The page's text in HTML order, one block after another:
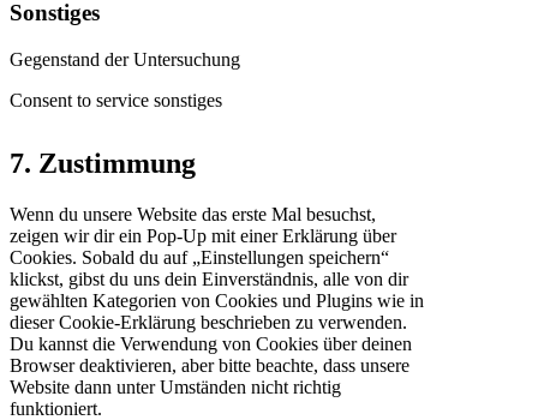
Sonstiges
Gegenstand der Untersuchung
Consent to service sonstiges
7. Zustimmung
Wenn du unsere Website das erste Mal besuchst,
zeigen wir dir ein Pop-Up mit einer Erklärung über
Cookies. Sobald du auf „Einstellungen speichern“
klickst, gibst du uns dein Einverständnis, alle von dir
gewählten Kategorien von Cookies und Plugins wie in
dieser Cookie-Erklärung beschrieben zu verwenden.
Du kannst die Verwendung von Cookies über deinen
Browser deaktivieren, aber bitte beachte, dass unsere
Website dann unter Umständen nicht richtig
funktioniert.